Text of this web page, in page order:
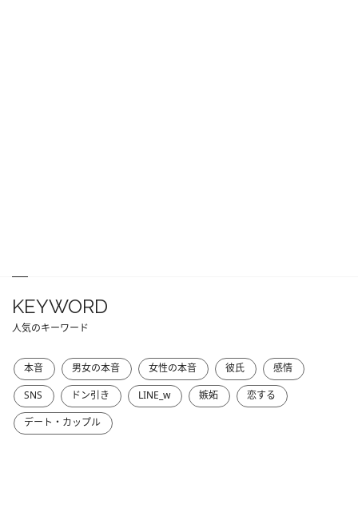
KEYWORD
人気のキーワード
本音 男女の本音 女性の本音 彼氏
感情
SNS
ドン引き LINE_w 嫉妬
恋する
デート・カップル